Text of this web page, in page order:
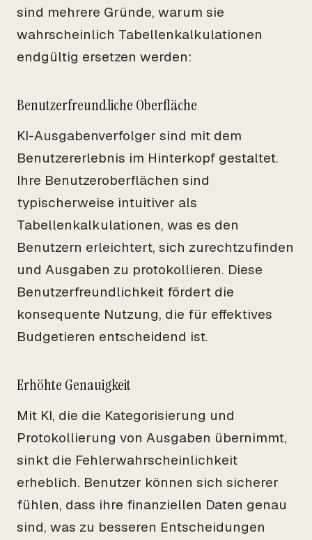
sind mehrere Gründe, warum sie
wahrscheinlich Tabellenkalkulationen
endgültig ersetzen werden:
Benutzerfreundliche Oberfläche
KI-Ausgabenverfolger sind mit dem
Benutzererlebnis im Hinterkopf gestaltet.
Ihre Benutzeroberflächen sind
typischerweise intuitiver als
Tabellenkalkulationen, was es den
Benutzern erleichtert, sich zurechtzufinden
und Ausgaben zu protokollieren. Diese
Benutzerfreundlichkeit fördert die
konsequente Nutzung, die für effektives
Budgetieren entscheidend ist.
Erhöhte Genauigkeit
Mit KI, die die Kategorisierung und
Protokollierung von Ausgaben übernimmt,
sinkt die Fehlerwahrscheinlichkeit
erheblich. Benutzer können sich sicherer
fühlen, dass ihre finanziellen Daten genau
sind, was zu besseren Entscheidungen